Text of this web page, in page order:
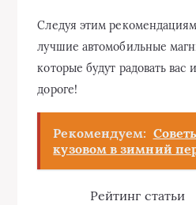
Следуя этим
лучшие автомобильные
которые будут радовать вас
дороге!
Рекомендуем:
кузовом в зимний
Рейтинг статьи